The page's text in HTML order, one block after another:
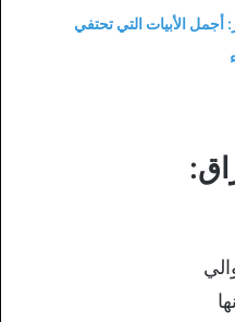
الأبيات التي تحتفي